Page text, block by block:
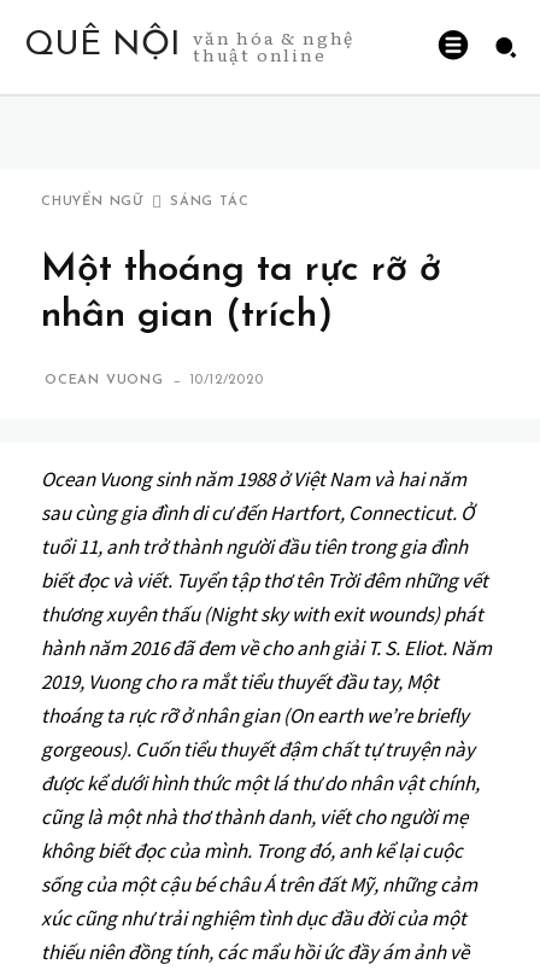
QUÊ NỘI văn hóa & nghệ
thuật online
CHUYỂN NGỮ SÁNG TÁC
Một thoáng ta rực rỡ ở
nhân gian (trích)
OCEAN VUONG - 10/12/2020
Ocean Vuong sinh năm 1988 ở Việt Nam và hai năm
sau cùng gia đình di cư đến Hartfort, Connecticut. Ở
tuổi 11, anh trở thành người đầu tiên trong gia đình
biết đọc và viết. Tuyển tập thơ tên Trời đêm những vết
thương xuyên thấu (Night sky with exit wounds) phát
hành năm 2016 đã đem về cho anh giải T. S. Eliot. Năm
2019, Vuong cho ra mắt tiểu thuyết đầu tay, Một
thoáng ta rực rỡ ở nhân gian (On earth we’re briefly
gorgeous). Cuốn tiểu thuyết đậm chất tự truyện này
được kể dưới hình thức một lá thư do nhân vật chính,
cũng là một nhà thơ thành danh, viết cho người mẹ
không biết đọc của mình. Trong đó, anh kể lại cuộc
sống của một cậu bé châu Á trên đất Mỹ, những cảm
xúc cũng như trải nghiệm tình dục đầu đời của một
thiếu niên đồng tính, các mẩu hồi ức đầy ám ảnh về